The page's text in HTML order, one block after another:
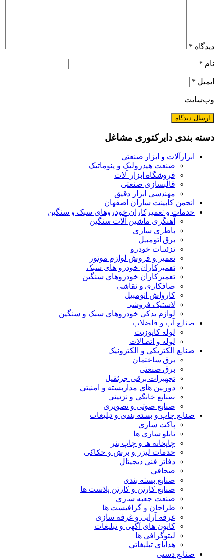
دایرکتوری مشاغل
و ابزار صنعتی
صنعت هیدرولیک و پنوماتیک
فروشگاه ابزار آلات
قالبسازی صنعتی
مهندسی ابزار دقیق
کابینت سازان اصفهان
و تعمیرکاران خودروهای سبک و سنگین
آهنگری ماشین آلات سنگین
باطری سازی
برق اتومبیل
تزئینات خودرو
تعمیر و فروش لوازم موتور
تعمیرکاران خودرو های سبک
تعمیرکاران خودروهای سنگین
صافکاری و نقاشی
کارواش اتومبیل
لاستیک فروشی
لوازم یدکی خودروهای سبک و سنگین
آب و فاضلاب
لوله کاپوزیت
لوله و اتصالات
و الکترونیک
برق ساختمان
برق صنعتی
تجهیزات برقی جرثقیل
دوربین های مداربسته و امنیتی
صنایع خانگی و تزئینی
صنایع صوتی و تصویری
چاپ و بسته بندی و تبلیغات
پاکت سازی
تابلو سازی ها
چاپخانه ها و چاپ بنر
خدمات لیزر و برش و حکاکی
دفاتر فنی دیجیتال
صنایع بسته بندی
صنایع کارتن و کارتن پلاست ها
صنعت جعبه سازی
طراحان و گرافیست ها
غرفه آرایی و غرفه سازی
کانون های آگهی و تبلیغات
لیتوگرافی ها
هدایای تبلیغاتی
دستی